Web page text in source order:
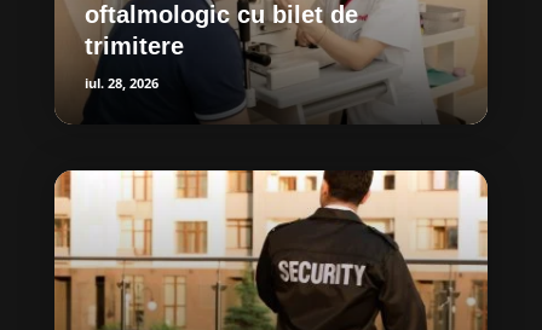
oftalmologic cu bilet de
trimitere
iul. 28, 2026